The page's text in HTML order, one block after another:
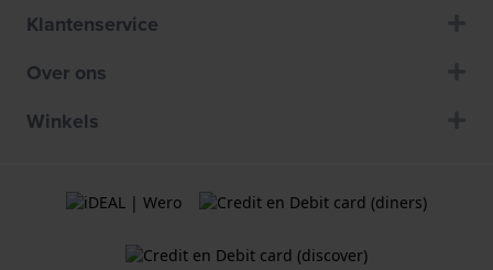
Klantenservice
Over ons
Winkels